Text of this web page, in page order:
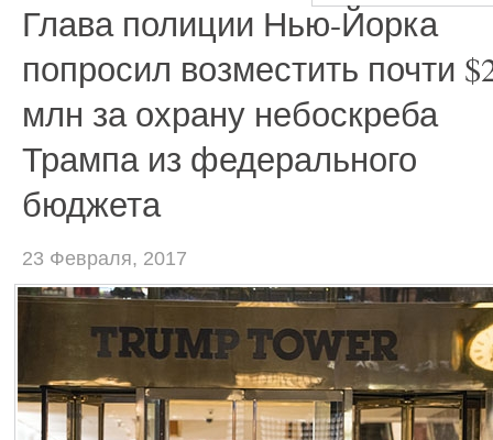
Глава полиции Нью-Йорка
попросил возместить почти
млн за охрану небоскреба
Трампа из федерального
бюджета
23 Февраля, 2017